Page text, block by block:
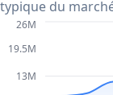
typique du
13M
19.5M
26M